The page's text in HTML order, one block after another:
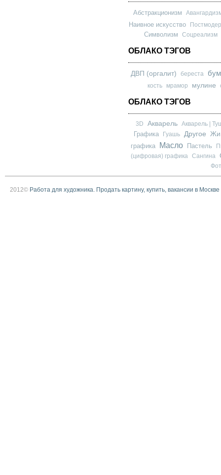
Абстракционизм
Наивное искусство
Символизм Соцреализм
ОБЛАКО ТЭГОВ
ДВП (оргалит) береста
кость мрамор мулине
ОБЛАКО ТЭГОВ
3D Акварель Акварель |
Графика Гуашь Другое
графика
Масло Пастель
(цифровая) графика
Сангина
2012© Работа для художника. Продать картину, купить, вакансии в Москве